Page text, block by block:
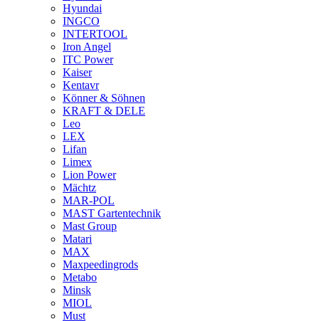
Hyundai
INGCO
INTERTOOL
Iron Angel
ITC Power
Kaiser
Kentavr
Könner & Söhnen
KRAFT & DELE
Leo
LEX
Lifan
Limex
Lion Power
Mächtz
MAR-POL
MAST Gartentechnik
Mast Group
Matari
MAX
Maxpeedingrods
Metabo
Minsk
MIOL
Must